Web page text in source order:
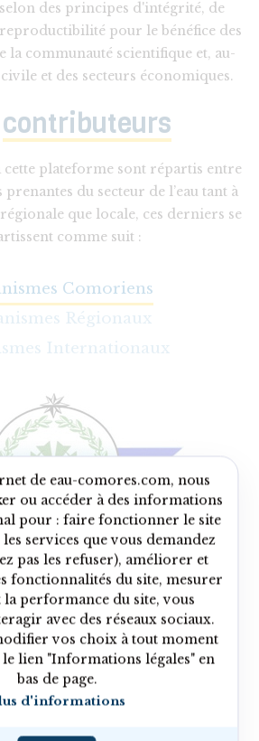
des principes d'intégrité, de
pour le bénéfice des
la communauté scientifique et, au-
et des secteurs économiques.
contributeurs
cette plateforme sont répartis entre
du secteur de l’eau tant à
que locale, ces derniers se
comme suit :
Comoriens
Régionaux
Internationaux
de eau-comores.com, nous
ou accéder à des informations
pour : faire fonctionner le site
services que vous demandez
pas les refuser), améliorer et
fonctionnalités du site, mesurer
la performance du site, vous
avec des réseaux sociaux.
vos choix à tout moment
lien "Informations légales" en
bas de page.
d'informations